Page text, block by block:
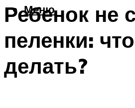
Меню
Ребенок не
пеленки: что
делать?